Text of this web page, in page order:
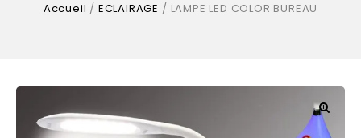
Accueil / ECLAIRAGE / LAMPE LED COLOR BUREAU
🔍